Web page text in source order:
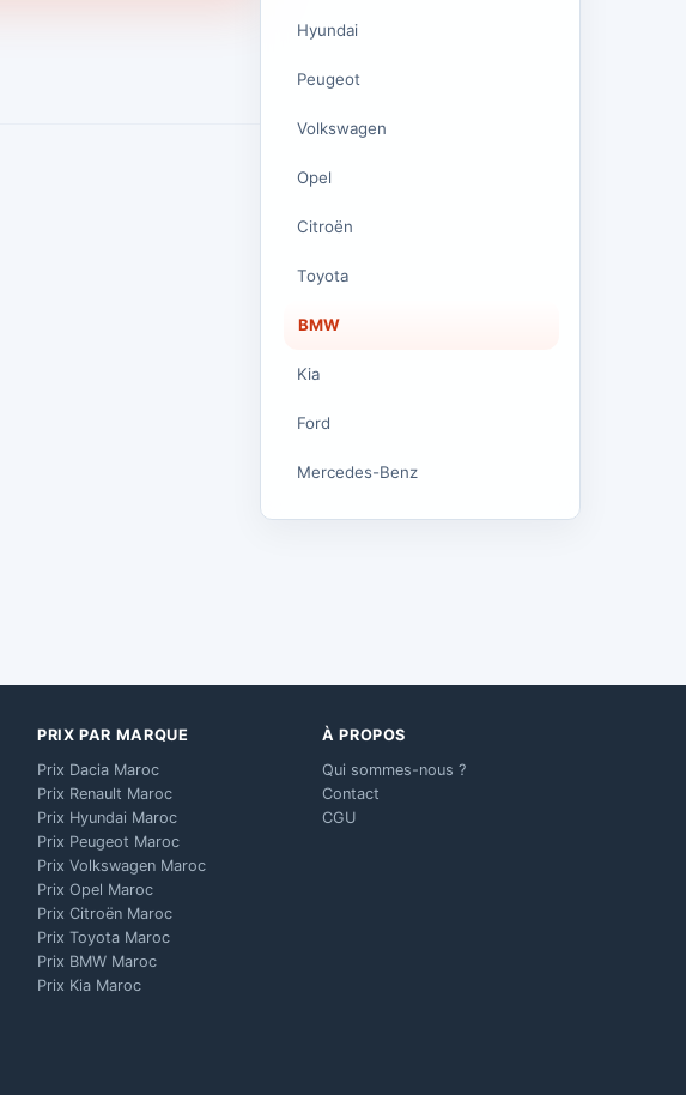
Hyundai
Peugeot
Volkswagen
Opel
Citroën
Toyota
BMW
Kia
Ford
Mercedes-Benz
PRIX PAR MARQUE
Prix Dacia Maroc
Prix Renault Maroc
Prix Hyundai Maroc
Prix Peugeot Maroc
Prix Volkswagen Maroc
Prix Opel Maroc
Prix Citroën Maroc
Prix Toyota Maroc
Prix BMW Maroc
Prix Kia Maroc
À PROPOS
Qui sommes-nous ?
Contact
CGU